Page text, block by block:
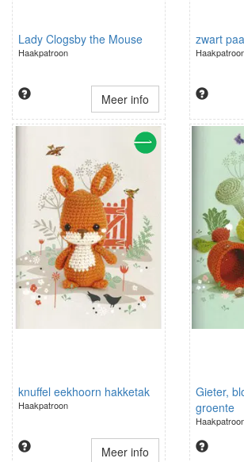
Lady Clogsby the Mouse
Haakpatroon
Meer info
zwart
knuffel eekhoorn hakketak
Haakpatroon
Meer info
Gieter,
groente